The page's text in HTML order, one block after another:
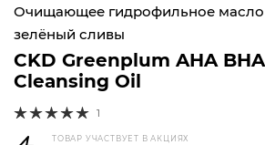
Очищающее гидрофильное масло
зелёный сливы
CKD Greenplum AHA
Cleansing Oil
1
ТОВАР УЧАСТВУЕТ В АКЦИЯХ